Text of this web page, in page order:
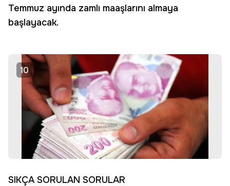
Temmuz ayında zamlı maaşlarını almaya
başlayacak.
10
SIKÇA SORULAN SORULAR